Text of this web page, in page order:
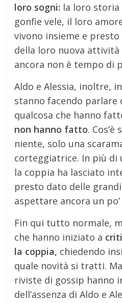
loro sogni: la loro storia
gonfie vele, il loro
vivono insieme e
della loro nuova attività
ancora non è tempo di
Aldo e Alessia, inoltre,
stanno facendo parlare
qualcosa che hanno
non hanno fatto.
niente, solo una
corteggiatrice. In più di
la coppia ha lasciato
presto dato delle
aspettare ancora un
Fin qui tutto normale,
che hanno iniziato a
la coppia, chiedendo
quale novità si tratti. Ma
riviste di gossip hanno
dell’assenza di Aldo e